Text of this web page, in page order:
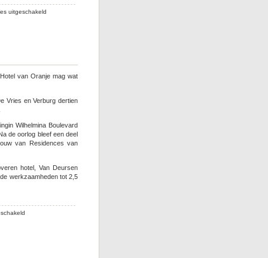
uitgeschakeld
in
van Oranje mag wat
Vries en Verburg dertien
Wilhelmina Boulevard
de oorlog bleef een deel
van Residences van
hotel, Van Deursen
werkzaamheden tot 2,5